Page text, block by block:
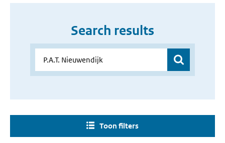
Search results
Toon filters